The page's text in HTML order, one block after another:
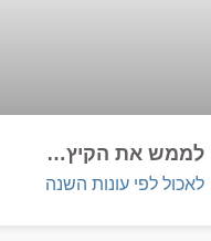
לממש את הקיץ…
לאכול לפי עונות השנה